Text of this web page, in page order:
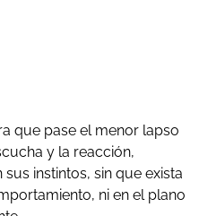
que pase el menor lapso
y la reacción,
instintos, sin que exista
ni en el plano